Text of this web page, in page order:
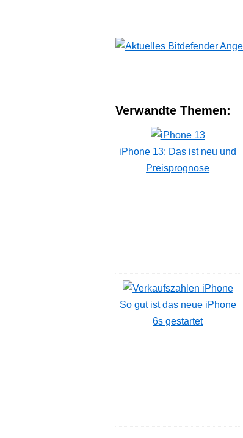
Verwandte Themen:
iPhone 13: Das ist neu und
Preisprognose
So gut ist das neue iPhone
6s gestartet